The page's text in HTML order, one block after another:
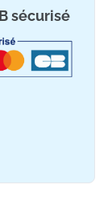
sécurisé